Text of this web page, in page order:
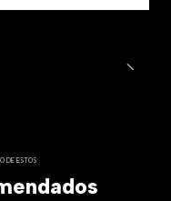
DE ESTOS